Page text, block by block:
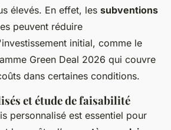
élevés. En effet, les subventions
peuvent réduire
initial, comme le
Green Deal 2026 qui couvre
dans certaines conditions.
et étude de faisabilité
personnalisé est essentiel pour